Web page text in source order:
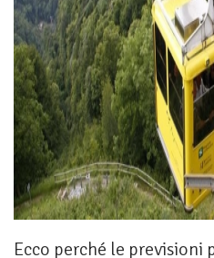
Ecco perché le